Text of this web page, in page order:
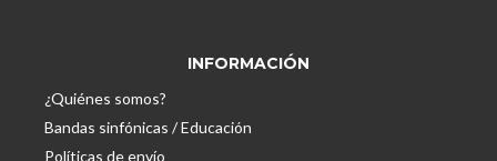
INFORMACIÓN
¿Quiénes somos?
Bandas sinfónicas / Educación
Políticas de envío